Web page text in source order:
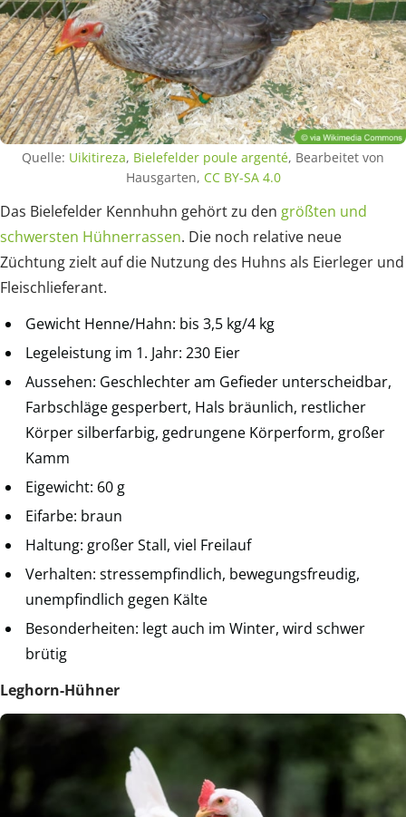
Quelle: Uikitireza, Bielefelder poule argenté, Bearbeitet von
Hausgarten, CC BY-SA 4.0
Das Bielefelder Kennhuhn gehört zu den größten und
schwersten Hühnerrassen. Die noch relative neue
Züchtung zielt auf die Nutzung des Huhns als Eierleger und
Fleischlieferant.
Gewicht Henne/Hahn: bis 3,5 kg/4 kg
Legeleistung im 1. Jahr: 230 Eier
Aussehen: Geschlechter am Gefieder unterscheidbar,
Farbschläge gesperbert, Hals bräunlich, restlicher
Körper silberfarbig, gedrungene Körperform, großer
Kamm
Eigewicht: 60 g
Eifarbe: braun
Haltung: großer Stall, viel Freilauf
Verhalten: stressempfindlich, bewegungsfreudig,
unempfindlich gegen Kälte
Besonderheiten: legt auch im Winter, wird schwer
brütig
Leghorn-Hühner